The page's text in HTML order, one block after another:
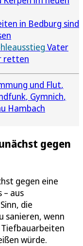
in Bedburg sind
Vater
retten
und Flut
Gymnich
Hambach
gegen
gegen eine
– aus
die
sanieren, wenn
würde.